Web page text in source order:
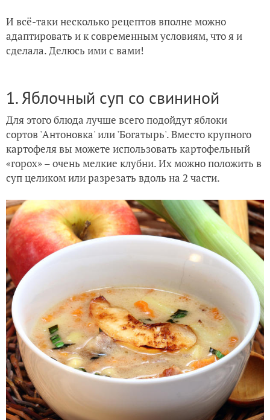
И всё-таки несколько рецептов вполне можно
адаптировать и к современным условиям, что я и
сделала. Делюсь ими с вами!
1. Яблочный суп со свининой
Для этого блюда лучше всего подойдут яблоки
сортов 'Антоновка' или 'Богатырь'. Вместо крупного
картофеля вы можете использовать картофельный
«горох» – очень мелкие клубни. Их можно положить в
суп целиком или разрезать вдоль на 2 части.